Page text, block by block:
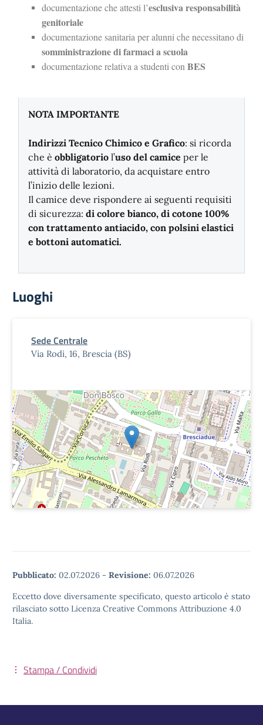
documentazione che attesti l’esclusiva responsabilità
genitoriale
documentazione sanitaria per alunni che necessitano di
somministrazione di farmaci a scuola
documentazione relativa a studenti conBES
NOTA IMPORTANTE
Indirizzi Tecnico Chimico e Grafico: si ricorda
che è obbligatorio l’uso del camice per le
attività di laboratorio, da acquistare entro
l’inizio delle lezioni.
Il camice deve rispondere ai seguenti requisiti
di sicurezza: di colore bianco, di cotone 100%
con trattamento antiacido, con polsini elastici
e bottoni automatici.
Luoghi
Sede Centrale
Via Rodi, 16, Brescia (BS)
Pubblicato: 02.07.2026 - Revisione: 06.07.2026
Eccetto dove diversamente specificato, questo articolo è stato
rilasciato sotto Licenza Creative Commons Attribuzione 4.0
Italia.
Stampa / Condividi